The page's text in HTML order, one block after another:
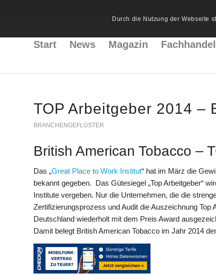
Start News Magazin Fachhandel
TOP Arbeitgeber 2014 –
BRANCHENGEFLÜSTER
British American Tobacco –
Das „Great Place to Work Institut“ hat im März die
bekannt gegeben. Das Gütesiegel „Top Arbeitgeber“
Institute vergeben. Nur die Unternehmen, die die
Zertifizierungsprozess und Audit die Auszeichnung
Deutschland wiederholt mit dem Preis Award
Damit belegt British American Tobacco im Jahr 2014
Durch die Nutzung der Webseite